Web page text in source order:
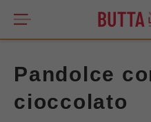
Pandolce
cioccolato